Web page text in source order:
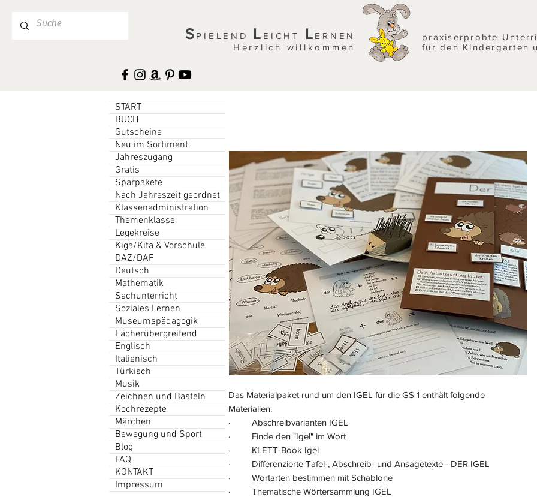
S PIELEND L EICHT L ERNEN
Herzlich willkommen
praxiserprobte
für den Kindergarten
Das Materialpaket rund um den IGEL für die GS 1 enthält folgende
Materialien:
· Abschreibvarianten IGEL
· Finde den "Igel" im Wort
· KLETT-Book Igel
· Differenzierte Tafel-, Abschreib- und Ansagetexte - DER IGEL
· Wortarten bestimmen mit Schablone
· Thematische Wörtersammlung IGEL
START
BUCH
Gutscheine
Neu im Sortiment
Jahreszugang
Gratis
Sparpakete
Nach Jahreszeit geordnet
Klassenadministration
Themenklasse
Legekreise
Kiga/Kita & Vorschule
DAZ/DAF
Deutsch
Mathematik
Sachunterricht
Soziales Lernen
Museumspädagogik
Fächerübergreifend
Englisch
Italienisch
Türkisch
Musik
Zeichnen und Basteln
Kochrezepte
Märchen
Bewegung und Sport
Blog
FAQ
KONTAKT
Impressum